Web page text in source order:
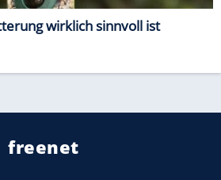
wirklich sinnvoll ist
freenet